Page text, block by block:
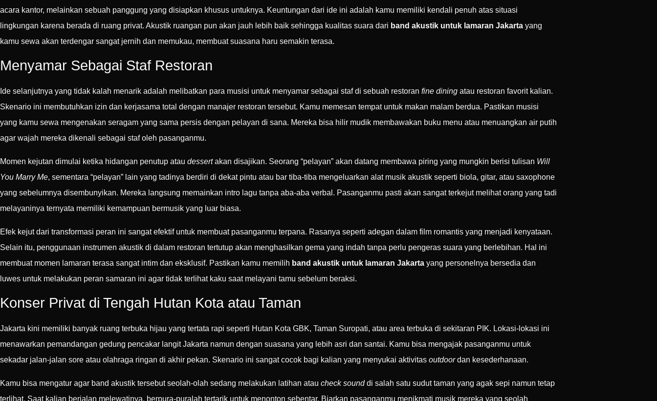
acara kantor, melainkan sebuah panggung yang disiapkan khusus untuknya. Keuntungan dari ide ini adalah kamu memiliki kendali penuh atas situasi
lingkungan karena berada di ruang privat. Akustik ruangan pun akan jauh lebih baik sehingga kualitas suara dari band akustik untuk lamaran Jakarta yang
kamu sewa akan terdengar sangat jernih dan memukau, membuat suasana haru semakin terasa.
Menyamar Sebagai Staf Restoran
Ide selanjutnya yang tidak kalah menarik adalah melibatkan para musisi untuk menyamar sebagai staf di sebuah restoran fine dining atau restoran favorit kalian.
Skenario ini membutuhkan izin dan kerjasama total dengan manajer restoran tersebut. Kamu memesan tempat untuk makan malam berdua. Pastikan musisi
yang kamu sewa mengenakan seragam yang sama persis dengan pelayan di sana. Mereka bisa hilir mudik membawakan buku menu atau menuangkan air putih
agar wajah mereka dikenali sebagai staf oleh pasanganmu.
Momen kejutan dimulai ketika hidangan penutup atau dessertakan disajikan. Seorang “pelayan” akan datang membawa piring yang mungkin berisi tulisan Will
You Marry Me, sementara “pelayan” lain yang tadinya berdiri di dekat pintu atau bar tiba-tiba mengeluarkan alat musik akustik seperti biola, gitar, atau saxophone
yang sebelumnya disembunyikan. Mereka langsung memainkan intro lagu tanpa aba-aba verbal. Pasanganmu pasti akan sangat terkejut melihat orang yang tadi
melayaninya ternyata memiliki kemampuan bermusik yang luar biasa.
Efek kejut dari transformasi peran ini sangat efektif untuk membuat pasanganmu terpana. Rasanya seperti adegan dalam film romantis yang menjadi kenyataan.
Selain itu, penggunaan instrumen akustik di dalam restoran tertutup akan menghasilkan gema yang indah tanpa perlu pengeras suara yang berlebihan. Hal ini
membuat momen lamaran terasa sangat intim dan eksklusif. Pastikan kamu memilih band akustik untuk lamaran Jakarta yang personelnya bersedia dan
luwes untuk melakukan peran samaran ini agar tidak terlihat kaku saat melayani tamu sebelum beraksi.
Konser Privat di Tengah Hutan Kota atau Taman
Jakarta kini memiliki banyak ruang terbuka hijau yang tertata rapi seperti Hutan Kota GBK, Taman Suropati, atau area terbuka di sekitaran PIK. Lokasi-lokasi ini
menawarkan pemandangan gedung pencakar langit Jakarta namun dengan suasana yang lebih asri dan santai. Kamu bisa mengajak pasanganmu untuk
sekadar jalan-jalan sore atau olahraga ringan di akhir pekan. Skenario ini sangat cocok bagi kalian yang menyukai aktivitas outdoordan kesederhanaan.
Kamu bisa mengatur agar band akustik tersebut seolah-olah sedang melakukan latihan atau check sounddi salah satu sudut taman yang agak sepi namun tetap
terlihat. Saat kalian berjalan melewatinya, berpura-puralah tertarik untuk menonton sebentar. Biarkan pasanganmu menikmati musik mereka yang seolah